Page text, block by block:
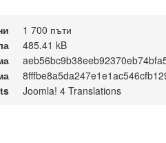
1 700 пъти
485.41 kB
Joomla! 4 Translations